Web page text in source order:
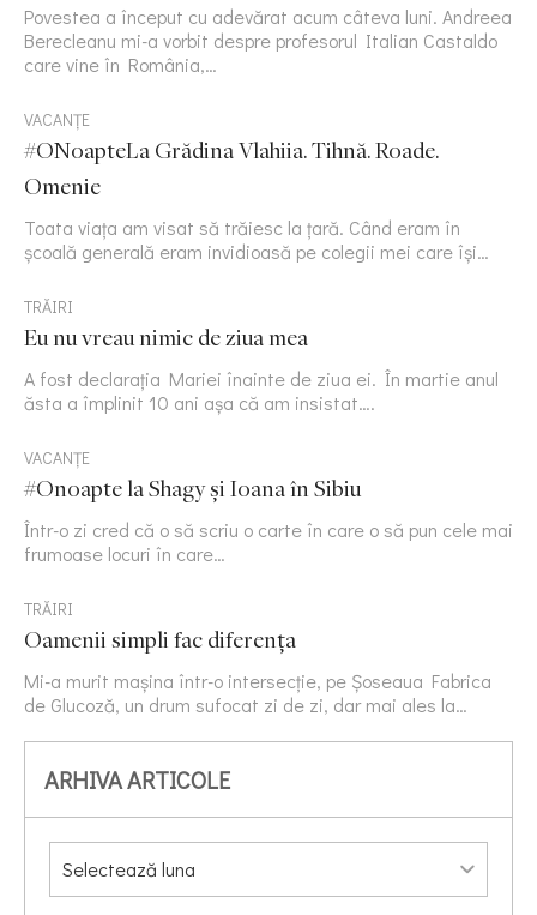
Povestea a început cu adevărat acum câteva luni. Andreea
Berecleanu mi-a vorbit despre profesorul Italian Castaldo
care vine în România,…
VACANȚE
#ONoapteLa Grădina Vlahiia. Tihnă. Roade.
Omenie
Toata viața am visat să trăiesc la țară. Când eram în
școală generală eram invidioasă pe colegii mei care își…
TRĂIRI
Eu nu vreau nimic de ziua mea
A fost declarația Mariei înainte de ziua ei. În martie anul
ăsta a împlinit 10 ani așa că am insistat….
VACANȚE
#Onoapte la Shagy și Ioana în Sibiu
Într-o zi cred că o să scriu o carte în care o să pun cele mai
frumoase locuri în care…
TRĂIRI
Oamenii simpli fac diferența
Mi-a murit mașina într-o intersecție, pe Șoseaua Fabrica
de Glucoză, un drum sufocat zi de zi, dar mai ales la…
ARHIVA ARTICOLE